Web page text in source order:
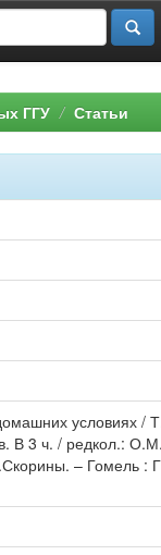
ГГУ Статьи
условиях /
В 3 ч. / редкол.:
– Гомель